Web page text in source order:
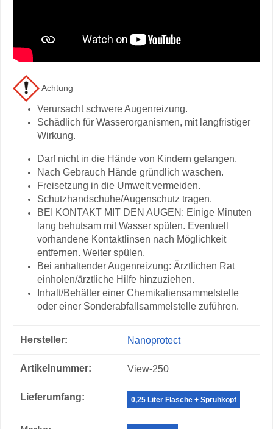
Achtung
Verursacht schwere Augenreizung.
Schädlich für Wasserorganismen, mit langfristiger
Wirkung.
Darf nicht in die Hände von Kindern gelangen.
Nach Gebrauch Hände gründlich waschen.
Freisetzung in die Umwelt vermeiden.
Schutzhandschuhe/Augenschutz tragen.
BEI KONTAKT MIT DEN AUGEN: Einige Minuten
lang behutsam mit Wasser spülen. Eventuell
vorhandene Kontaktlinsen nach Möglichkeit
entfernen. Weiter spülen.
Bei anhaltender Augenreizung: Ärztlichen Rat
einholen/ärztliche Hilfe hinzuziehen.
Inhalt/Behälter einer Chemikaliensammelstelle
oder einer Sonderabfallsammelstelle zuführen.
Produkteigenschaft
Wert
Hersteller: Nanoprotect
Artikelnummer: View-250
Lieferumfang‍: 0,25 Liter Flasche + Sprühkopf